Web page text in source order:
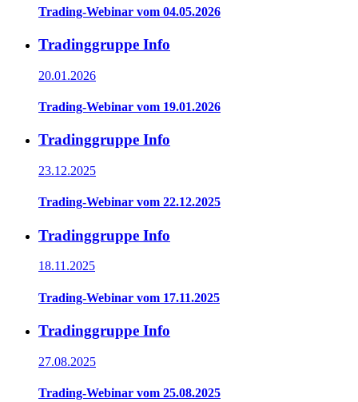
Trading-Webinar vom 04.05.2026
Tradinggruppe Info
20.01.2026
Trading-Webinar vom 19.01.2026
Tradinggruppe Info
23.12.2025
Trading-Webinar vom 22.12.2025
Tradinggruppe Info
18.11.2025
Trading-Webinar vom 17.11.2025
Tradinggruppe Info
27.08.2025
Trading-Webinar vom 25.08.2025